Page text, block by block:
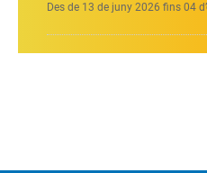
Des de 13 de juny 2026 fins 04